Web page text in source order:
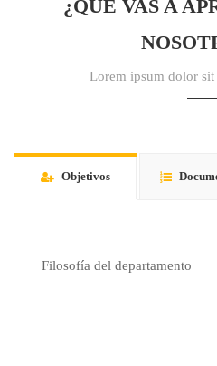
¿QUÉ VAS A
Lorem ipsum dolor sit
Objetivos
Filosofía del departamento